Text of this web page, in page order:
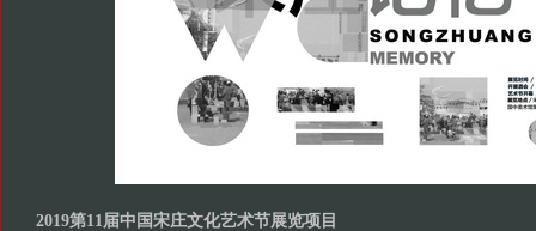
2019第11届中国宋庄文化艺术节展览项目